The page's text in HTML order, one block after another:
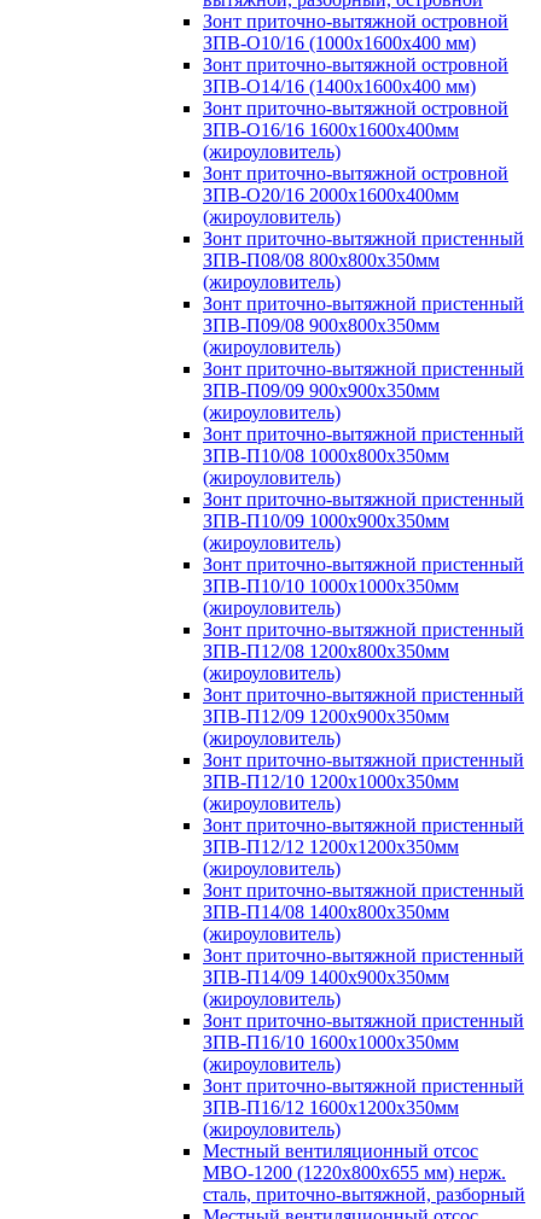
Зонт приточно-вытяжной островной
ЗПВ-О10/16 (1000х1600х400 мм)
Зонт приточно-вытяжной островной
ЗПВ-О14/16 (1400х1600х400 мм)
Зонт приточно-вытяжной островной
ЗПВ-О16/16 1600х1600х400мм
(жироуловитель)
Зонт приточно-вытяжной островной
ЗПВ-О20/16 2000х1600х400мм
(жироуловитель)
Зонт приточно-вытяжной пристенный
ЗПВ-П08/08 800х800х350мм
(жироуловитель)
Зонт приточно-вытяжной пристенный
ЗПВ-П09/08 900х800х350мм
(жироуловитель)
Зонт приточно-вытяжной пристенный
ЗПВ-П09/09 900х900х350мм
(жироуловитель)
Зонт приточно-вытяжной пристенный
ЗПВ-П10/08 1000х800х350мм
(жироуловитель)
Зонт приточно-вытяжной пристенный
ЗПВ-П10/09 1000х900х350мм
(жироуловитель)
Зонт приточно-вытяжной пристенный
ЗПВ-П10/10 1000х1000х350мм
(жироуловитель)
Зонт приточно-вытяжной пристенный
ЗПВ-П12/08 1200х800х350мм
(жироуловитель)
Зонт приточно-вытяжной пристенный
ЗПВ-П12/09 1200х900х350мм
(жироуловитель)
Зонт приточно-вытяжной пристенный
ЗПВ-П12/10 1200х1000х350мм
(жироуловитель)
Зонт приточно-вытяжной пристенный
ЗПВ-П12/12 1200х1200х350мм
(жироуловитель)
Зонт приточно-вытяжной пристенный
ЗПВ-П14/08 1400х800х350мм
(жироуловитель)
Зонт приточно-вытяжной пристенный
ЗПВ-П14/09 1400х900х350мм
(жироуловитель)
Зонт приточно-вытяжной пристенный
ЗПВ-П16/10 1600х1000х350мм
(жироуловитель)
Зонт приточно-вытяжной пристенный
ЗПВ-П16/12 1600х1200х350мм
(жироуловитель)
Местный вентиляционный отсос
МВО-1200 (1220х800х655 мм) нерж.
сталь, приточно-вытяжной, разборный